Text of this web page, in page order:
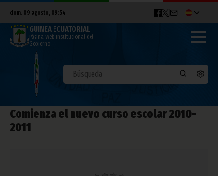
dom. 09 agosto, 09:54
GUINEA ECUATORIAL
Página Web Institucional del
Gobierno
Comienza el nuevo curso escolar 2010-
2011